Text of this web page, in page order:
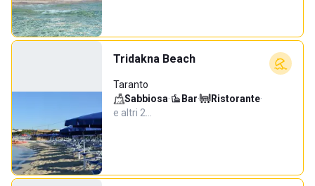
Tridakna Beach
Taranto
Sabbiosa· Bar· Ristorante·
e altri 2…